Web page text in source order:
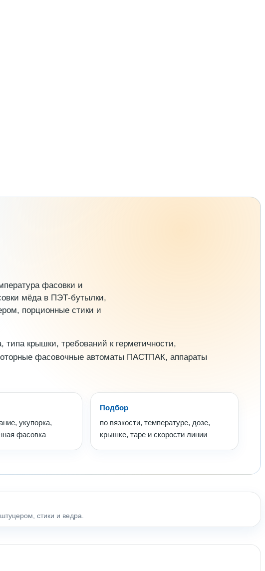
фасовки и
мёда в ПЭТ-бутылки,
порционные стики и
крышки, требований к герметичности,
фасовочные автоматы ПАСТПАК, аппараты
укупорка,
фасовка
Подбор
по вязкости, температуре, дозе,
крышке, таре и скорости линии
стики и ведра.